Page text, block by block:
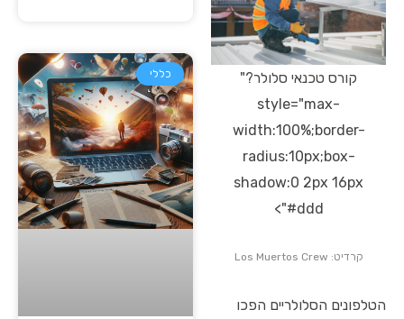
קורס טכנאי סלולר?"
style="max-
width:100%;border-
radius:10px;box-
shadow:0 2px 16px
#ddd">
קרדיט: Los Muertos Crew
הטלפונים הסלולריים הפכו
כללי